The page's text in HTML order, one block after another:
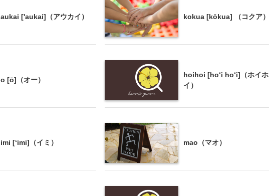
aukai ['aukai]（アウカイ） kokua [kōkua] （コクア）
o [ō]（オー）
hoihoi [ho‘i ho‘i]（ホイホ
イ）
imi [‘imi]（イミ） mao（マオ）